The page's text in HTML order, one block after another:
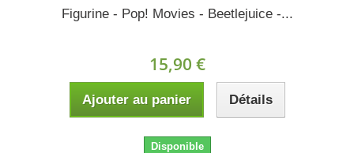
Figurine - Pop! Movies - Beetlejuice -...
15,90 €
Ajouter au panier Détails
Disponible